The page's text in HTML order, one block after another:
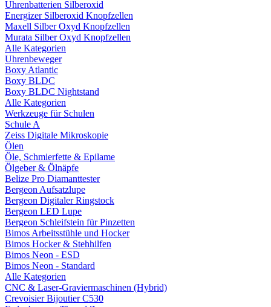
Uhrenbatterien Silberoxid
Energizer Silberoxid Knopfzellen
Maxell Silber Oxyd Knopfzellen
Murata Silber Oxyd Knopfzellen
Alle Kategorien
Uhrenbeweger
Boxy Atlantic
Boxy BLDC
Boxy BLDC Nightstand
Alle Kategorien
Werkzeuge für Schulen
Schule A
Zeiss Digitale Mikroskopie
Ölen
Öle, Schmierfette & Epilame
Ölgeber & Ölnäpfe
Belize Pro Diamanttester
Bergeon Aufsatzlupe
Bergeon Digitaler Ringstock
Bergeon LED Lupe
Bergeon Schleifstein für Pinzetten
Bimos Arbeitsstühle und Hocker
Bimos Hocker & Stehhilfen
Bimos Neon - ESD
Bimos Neon - Standard
Alle Kategorien
CNC & Laser-Graviermaschinen (Hybrid)
Crevoisier Bijoutier C530